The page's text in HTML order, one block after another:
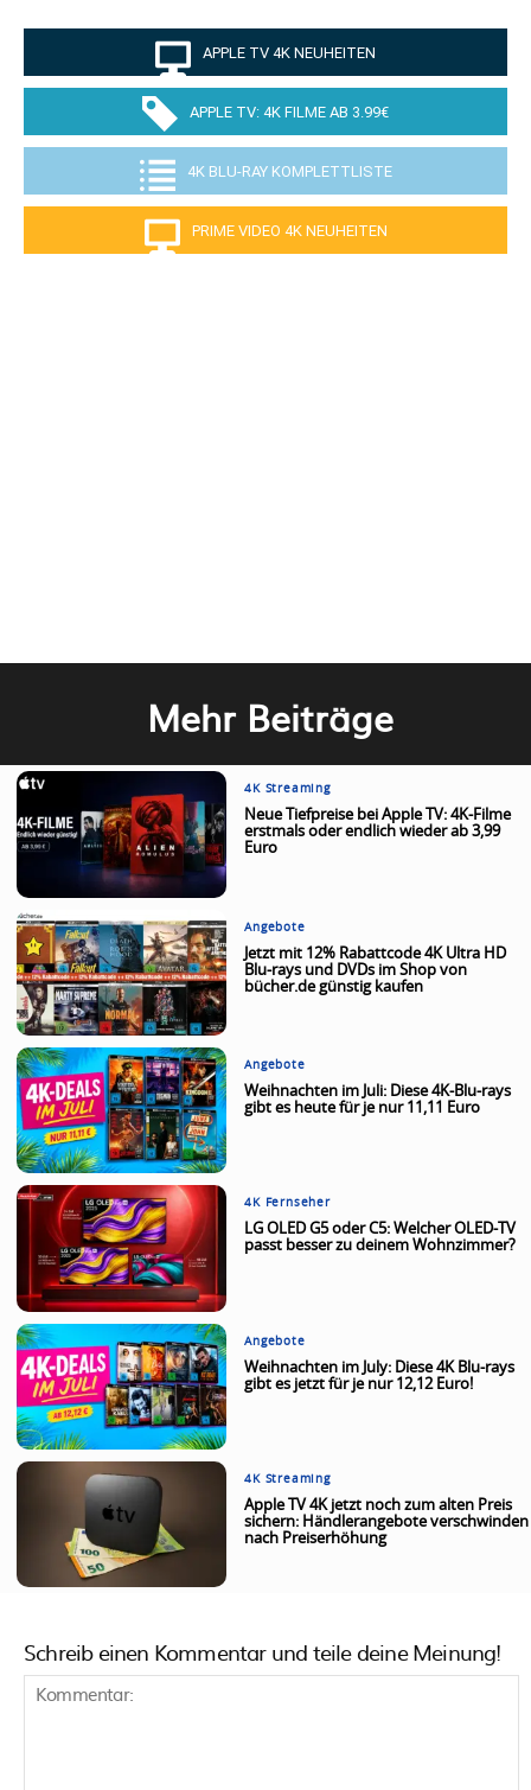
APPLE TV 4K NEUHEITEN
APPLE TV: 4K FILME AB 3.99€
4K BLU-RAY KOMPLETTLISTE
PRIME VIDEO 4K NEUHEITEN
Mehr Beiträge
4K Streaming
Neue Tiefpreise bei Apple TV: 4K-Filme
erstmals oder endlich wieder ab 3,99
Euro
Angebote
Jetzt mit 12% Rabattcode 4K Ultra HD
Blu-rays und DVDs im Shop von
bücher.de günstig kaufen
Angebote
Weihnachten im Juli: Diese 4K-Blu-rays
gibt es heute für je nur 11,11 Euro
4K Fernseher
LG OLED G5 oder C5: Welcher OLED-TV
passt besser zu deinem Wohnzimmer?
Angebote
Weihnachten im July: Diese 4K Blu-rays
gibt es jetzt für je nur 12,12 Euro!
4K Streaming
Apple TV 4K jetzt noch zum alten Preis
sichern: Händlerangebote verschwinden
nach Preiserhöhung
Schreib einen Kommentar und teile deine Meinung!